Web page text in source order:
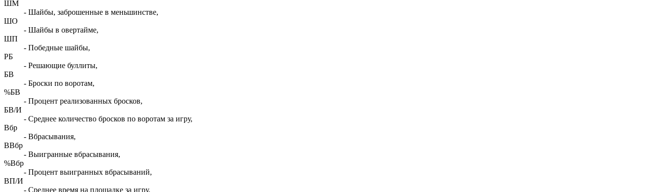
ШМ
- Шайбы, заброшенные в меньшинстве,
ШО
- Шайбы в овертайме,
ШП
- Победные шайбы,
РБ
- Решающие буллиты,
БВ
- Броски по воротам,
%БВ
- Процент реализованных бросков,
БВ/И
- Среднее количество бросков по воротам за игру,
Вбр
- Вбрасывания,
ВВбр
- Выигранные вбрасывания,
%Вбр
- Процент выигранных вбрасываний,
ВП/И
- Среднее время на площадке за игру,